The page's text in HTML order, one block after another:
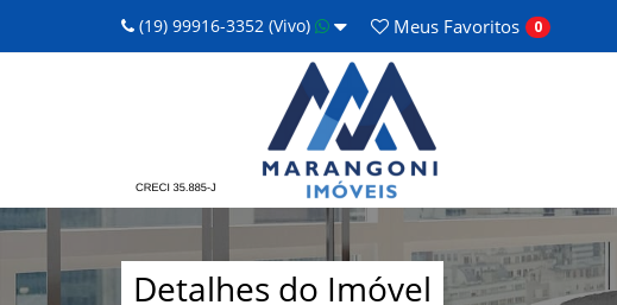
(19) 99916-3352 (Vivo) Meus Favoritos 0
Detalhes do Imóvel